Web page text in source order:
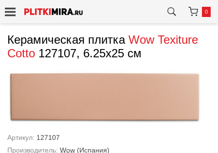
0
Керамическая плитка Wow Texiture
Cotto 127107, 6.25x25 см
Артикул: 127107
Производитель: Wow (Испания)